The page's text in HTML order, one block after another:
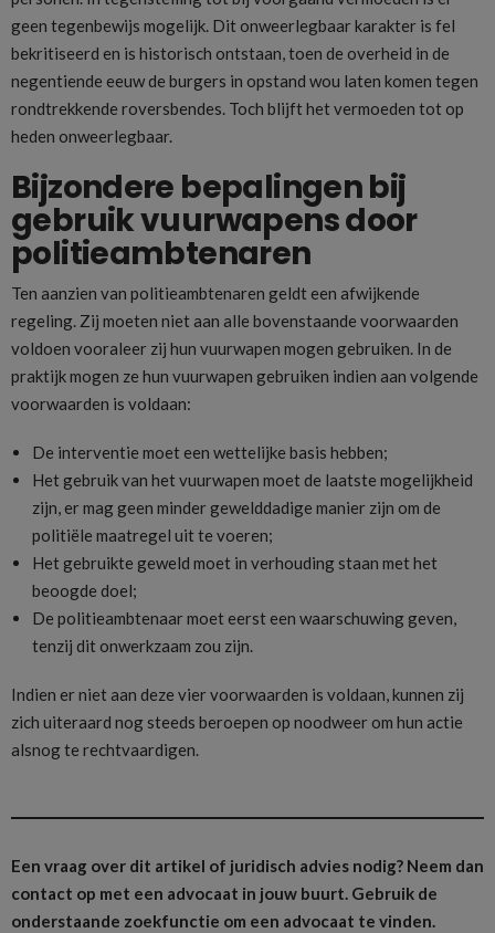
geen tegenbewijs mogelijk. Dit onweerlegbaar karakter is fel
bekritiseerd en is historisch ontstaan, toen de overheid in de
negentiende eeuw de burgers in opstand wou laten komen tegen
rondtrekkende roversbendes. Toch blijft het vermoeden tot op
heden onweerlegbaar.
Bijzondere bepalingen bij
gebruik vuurwapens door
politieambtenaren
Ten aanzien van politieambtenaren geldt een afwijkende
regeling. Zij moeten niet aan alle bovenstaande voorwaarden
voldoen vooraleer zij hun vuurwapen mogen gebruiken. In de
praktijk mogen ze hun vuurwapen gebruiken indien aan volgende
voorwaarden is voldaan:
De interventie moet een wettelijke basis hebben;
Het gebruik van het vuurwapen moet de laatste mogelijkheid
zijn, er mag geen minder gewelddadige manier zijn om de
politiële maatregel uit te voeren;
Het gebruikte geweld moet in verhouding staan met het
beoogde doel;
De politieambtenaar moet eerst een waarschuwing geven,
tenzij dit onwerkzaam zou zijn.
Indien er niet aan deze vier voorwaarden is voldaan, kunnen zij
zich uiteraard nog steeds beroepen op noodweer om hun actie
alsnog te rechtvaardigen.
Een vraag over dit artikel of juridisch advies nodig? Neem dan
contact op met een advocaat in jouw buurt. Gebruik de
onderstaande zoekfunctie om een advocaat te vinden.